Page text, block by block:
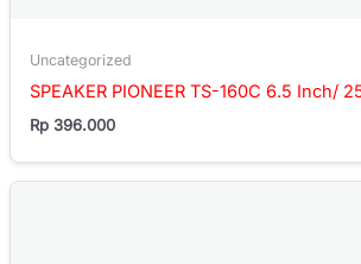
Uncategorized
SPEAKER PIONEER TS-160C 6.5 Inch/
Rp 396.000